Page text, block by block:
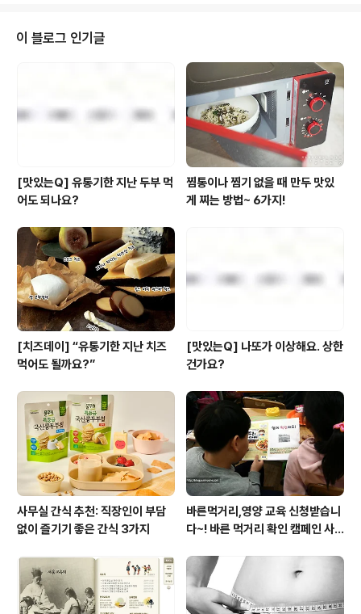
낸 전이 땡기는 것 같아요. ㅎㅎ 풀반장과 일심동체~ 물아
일체(?)~ 생각이 같은 풀사이 가족 여러분 많으시죠? 그래
서 준비한~! 금주의 오픈캐스트~! '비가 오면 생각나는 전
요리 특집' 입니다. 이번 주 오픈캐스트도 구독을 통해 쉽게
받아보실 수 있습니다!http://opencast.naver.c..
이 블로그 인기글
[맛있는Q] 유통기한 지난 두부 먹
어도 되나요?
찜통이나 찜기 없을 때 만두 맛있
게 찌는 방법~ 6가지!
[치즈데이] “유통기한 지난 치즈
먹어도 될까요?”
[맛있는Q] 나또가 이상해요. 상한
건가요?
사무실 간식 추천: 직장인이 부담
없이 즐기기 좋은 간식 3가지
바른먹거리,영양 교육 신청받습니
다~! 바른 먹거리 확인 캠페인 사